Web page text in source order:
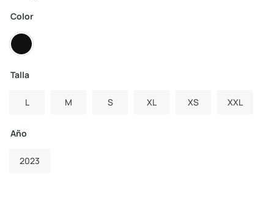
Color
Talla
L M S XL XS XXL
Año
2023